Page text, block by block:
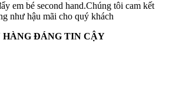
em bé second hand.Chúng tôi cam kết
như hậu mãi cho quý khách
HÀNG ĐÁNG TIN CẬY